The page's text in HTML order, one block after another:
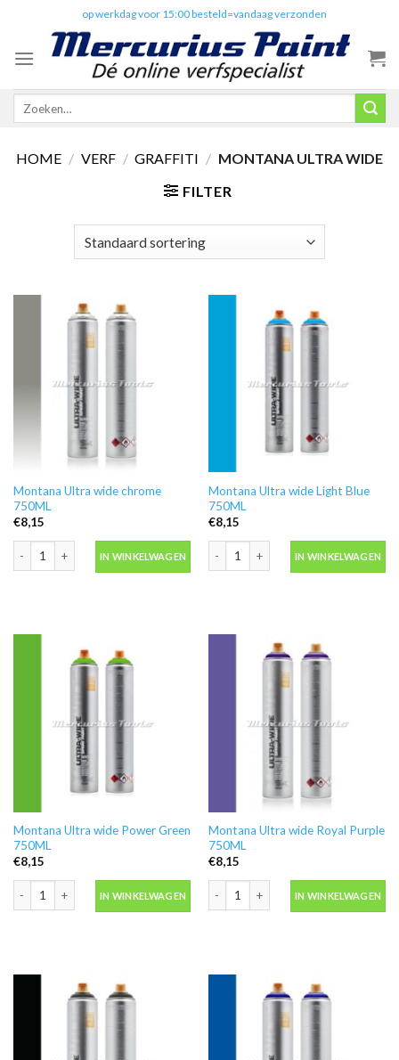
content
op werkdag voor 15:00 besteld=vandaag verzonden
Zoeken
HOME / VERF / GRAFFITI / MONTANA ULTRA WIDE
FILTER
Montana Ultra wide chrome
750ML
€8,15
IN WINKELWAGEN
Montana Ultra wide Light Blue
750ML
€8,15
IN WINKELWAGEN
Montana Ultra wide Power Green
750ML
€8,15
Montana Ultra wide Power Green 750ML aantal
IN WINKELWAGEN
Montana Ultra wide Royal Purple
750ML
€8,15
Montana Ultra wide Royal Purple
IN WINKELWAGEN